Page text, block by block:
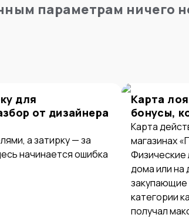
параметрам ничего
для
от дизайнера
а затирку — за
начинается ошибка
Карта
бонусы,
Карта
магазинах
дома или на
закупающие
категории
получал